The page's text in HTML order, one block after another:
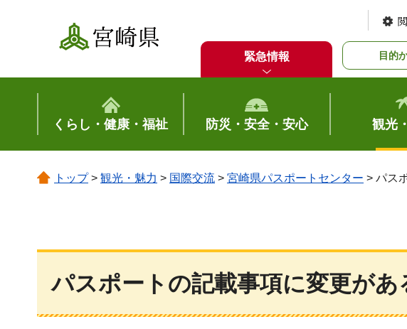
宮崎県
緊急情報 目的
くらし・健康・福祉 防災・安全・安心 観光
トップ> 観光・魅力 > 国際交流 > 宮崎県パスポートセンター > パス
パスポートの記載事項に変更があ